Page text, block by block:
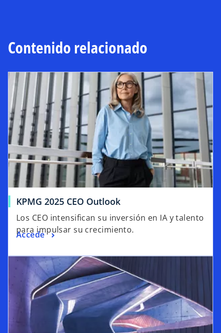
Contenido relacionado
KPMG 2025 CEO Outlook
Los CEO intensifican su inversión en IA y talento
para impulsar su crecimiento.
Accede